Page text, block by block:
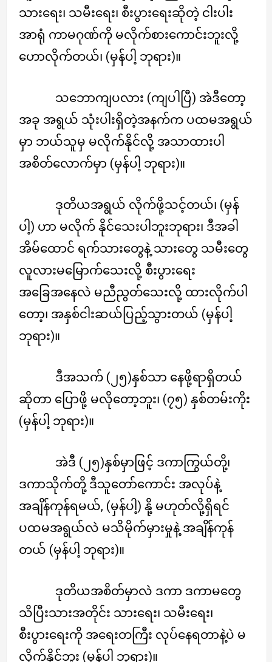
သားရေး၊ သမီးရေး၊ စီးပွားရေးဆိုတဲ့ ငါးပါး
အာရုံ ကာမဂုဏ်ကို မလိုက်စားကောင်းဘူးလို့
ဟောလိုက်တယ်၊ (မှန်ပါ့ ဘုရား)။
သဘောကျပလား (ကျပါပြီ) အဲဒီတော့
အခု အရွယ် သုံးပါးရှိတဲ့အနက်က ပထမအရွယ်
မှာ ဘယ်သူမှ မလိုက်နိုင်လို့ အသာထားပါ
အစိတ်လောက်မှာ (မှန်ပါ့ ဘုရား)။
ဒုတိယအရွယ် လိုက်ဖို့သင့်တယ်၊ (မှန်
ပါ့) ဟာ မလိုက် နိုင်သေးပါဘူးဘုရား၊ ဒီအခါ
အိမ်ထောင် ရက်သားတွေနဲ့ သားတွေ သမီးတွေ
လူလားမမြောက်သေးလို့ စီးပွားရေး
အခြေအနေလဲ မညီညွတ်သေးလို့ ထားလိုက်ပါ
တော့၊ အနှစ်ငါးဆယ်ပြည့်သွားတယ် (မှန်ပါ့
ဘုရား)။
ဒီအသက် (၂၅)နှစ်သာ နေဖို့ရာရှိတယ်
ဆိုတာ ပြောဖို့ မလိုတော့ဘူး၊ (၇၅) နှစ်တမ်းကိုး
(မှန်ပါ့ ဘုရား)။
အဲဒီ (၂၅)နှစ်မှာဖြင့် ဒကာကြွယ်တို့၊
ဒကာသိုက်တို့ ဒီသူတော်ကောင်း အလုပ်နဲ့
အချိန်ကုန်ရမယ်, (မှန်ပါ့) နို့ မဟုတ်လို့ရှိရင်
ပထမအရွယ်လဲ မသိမိုက်မှားမှုနဲ့ အချိန်ကုန်
တယ် (မှန်ပါ့ ဘုရား)။
ဒုတိယအစိတ်မှာလဲ ဒကာ ဒကာမတွေ
သိပြီးသားအတိုင်း သားရေး၊ သမီးရေး၊
စီးပွားရေးကို အရေးတကြီး လုပ်နေရတာနဲ့ပဲ မ
လိုက်နိုင်ဘူး (မှန်ပါ့ ဘုရား)။